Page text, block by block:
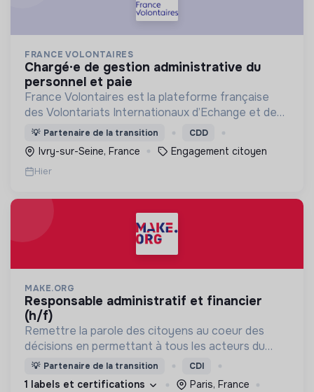
FRANCE VOLONTAIRES
chargé·e de gestion administrative du
personnel et paie
France Volontaires est la plateforme française
des Volontariats Internationaux d’Echange et de
Solidarité.
💡 Partenaire de la transition CDD
Ivry-sur-Seine, France Engagement citoyen
Hier
MAKE.ORG
responsable administratif et financier
(h/f)
Remettre la parole des citoyens au coeur des
décisions en permettant à tous les acteurs du
changement (citoyens, entreprises, institutions..)
de collaborer grâce à une plateforme numérique
💡 Partenaire de la transition CDI
1 labels et certifications
Paris, France